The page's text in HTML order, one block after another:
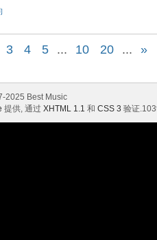
3 4 5 ... 10 20 ... »
2025 Best Music
提供, 通过 XHTML 1.1 和 CSS 3 验证.